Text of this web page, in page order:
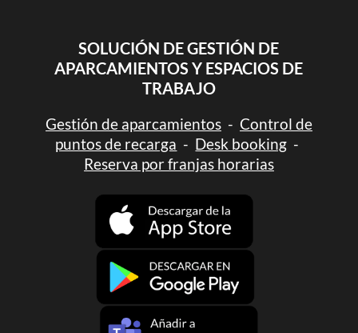
SOLUCIÓN DE GESTIÓN DE
APARCAMIENTOS Y ESPACIOS DE
TRABAJO
Gestión de aparcamientos- Control de
puntos de recarga - Desk booking -
Reserva por franjas horarias